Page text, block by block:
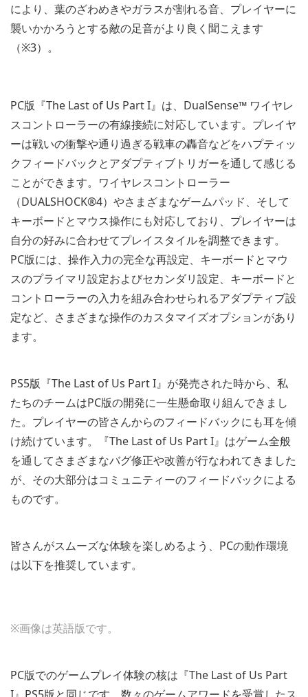
により、葉のざわめきやガラスが割れる音、プレイヤーに
襲いかかろうとする敵の足音がより良く聞こえます
（※3）。
PC版『The Last of Us Part I』は、DualSense™ ワイヤレ
スコントローラーの有線接続に対応しています。プレイヤ
ーは戦いの衝撃や通り過ぎる戦車の轟音などをハプティッ
クフィードバックとアダプティブトリガーを通して感じる
ことができます。ワイヤレスコントローラー
（DUALSHOCK®4）やさまざまなゲームパッド、そして
キーボードとマウス操作にも対応しており、プレイヤーは
自分の好みに合わせてプレイスタイルを調整できます。
PC版には、操作入力の完全な再設定、キーボードとマウ
スのプライマリ設定およびセカンダリ設定、キーボードと
コントローラーの入力を組み合わせられるアダプティブ設
定など、さまざまな操作のカスタマイズオプションがあり
ます。
PS5版『The Last of Us Part I』が発売された時から、私
たちのチームはPC版の開発に一生懸命取り組んできまし
た。プレイヤーの皆さんからのフィードバックにも耳を傾
け続けています。『The Last of Us Part I』はゲーム全般
を通してさまざまなバグ修正や改善が行なわれてきました
が、その大部分はコミュニティーのフィードバックによる
ものです。
皆さんがスムーズな体験を楽しめるよう、PCの動作環境
は以下を推奨しています。
※画像は英語版です。
PC版でのゲームプレイ体験の核は『The Last of Us Part